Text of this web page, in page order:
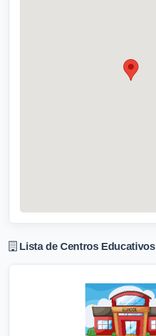
Lista de Centros Educativos